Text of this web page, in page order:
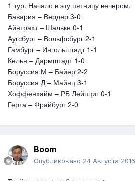
1 тур. Начало в эту пятницу вечером.
Бавария – Вердер 3-0
Айнтрахт – Шальке 0-1
Аугсбург – Вольфсбург 2-1
Гамбург – Ингольштадт 1-1
Кельн – Дармштадт 1-0
Боруссия М – Байер 2-2
Боруссия Д – Майнц 3-1
Хоффенхайм – РБ Лейпциг 0-1
Герта – Фрайбург 2-0
Boom
Опубликовано 24 Августа 2016